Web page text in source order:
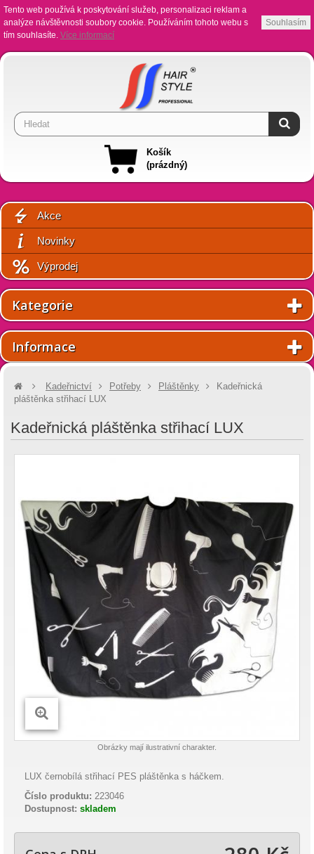
Tento web používá k poskytování služeb, personalizaci reklam a
analýze návštěvnosti soubory cookie. Používáním tohoto webu s
tím souhlasíte. Více informací
Souhlasím
Košík
(prázdný)
Akce
Novinky
Výprodej
Kategorie
Informace
Kadeřnictví Potřeby Pláštěnky
Kadeřnická
pláštěnka střihací LUX
Kadeřnická pláštěnka střihací LUX
Obrázky mají ilustrativní charakter.
LUX černobílá střihací PES pláštěnka s háčkem.
Číslo produktu: 223046
Dostupnost: skladem